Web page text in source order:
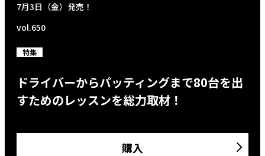
7月3日（金）発売！
vol.650
特集
ドライバーからパッティングまで80台を出
すためのレッスンを総力取材！
購入